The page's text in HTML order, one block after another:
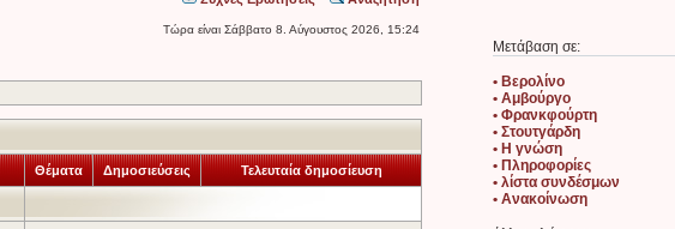
Τώρα είναι Σάββατο 8. Αύγουστος 2026, 15:24
Θέματα Δημοσιεύσεις Τελευταία δημοσίευση
Μετάβαση σε:
• Βερολίνο
• Αμβούργο
• Φρανκφούρτη
• Στουτγάρδη
• Η γνώση
• Πληροφορίες
• λίστα συνδέσμων
• Ανακοίνωση